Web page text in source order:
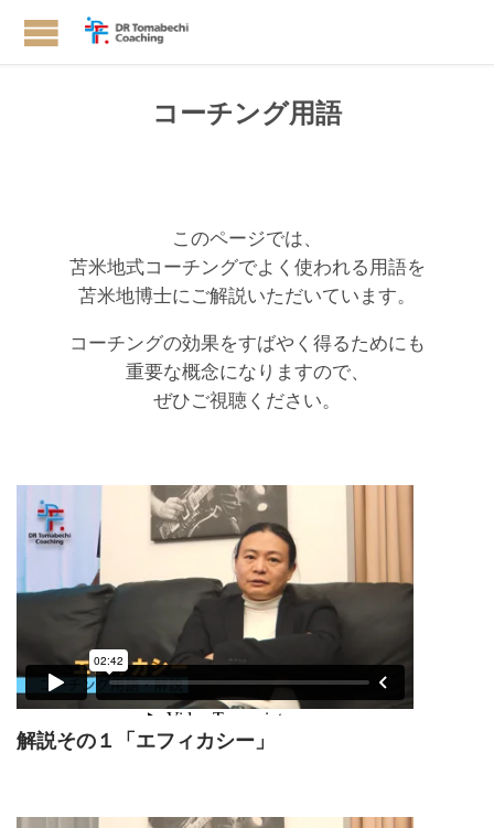
コーチング用語
このページでは、
苫米地式コーチングでよく使われる用語を
苫米地博士にご解説いただいています。
コーチングの効果をすばやく得るためにも
重要な概念になりますので、
ぜひご視聴ください。
解説その１「エフィカシー」